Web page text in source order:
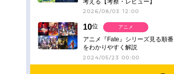
考える【考察・レビュー】
2026/08/03 12:00
10位
アニメ『Fate』シリーズ見る順番
をわかりやすく解説
2024/05/23 00:00
アニメ